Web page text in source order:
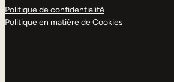
Politique de confidentialité
Politique en matière de Cookies